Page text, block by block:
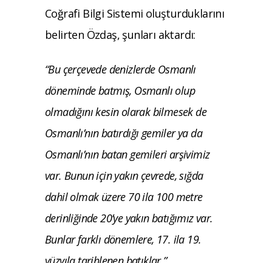
Coğrafi Bilgi Sistemi oluşturduklarını
belirten Özdaş, şunları aktardı:
“Bu çerçevede denizlerde Osmanlı
döneminde batmış, Osmanlı olup
olmadığını kesin olarak bilmesek de
Osmanlı’nın batırdığı gemiler ya da
Osmanlı’nın batan gemileri arşivimiz
var. Bunun için yakın çevrede, sığda
dahil olmak üzere 70 ila 100 metre
derinliğinde 20’ye yakın batığımız var.
Bunlar farklı dönemlere, 17. ila 19.